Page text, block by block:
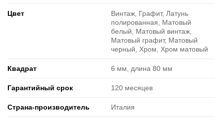
Цвет
Винтаж, Графит, Латунь
полированная, Матовый
белый, Матовый винтаж,
Матовый графит, Матовый
черный, Хром, Хром матовый
Квадрат 6 мм, длина 80 мм
Гарантийный срок 120 месяцев
Страна-производитель Италия